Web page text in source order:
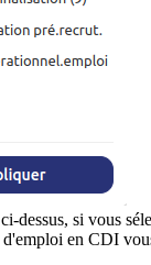
dessus, si vous
d'emploi en CDI